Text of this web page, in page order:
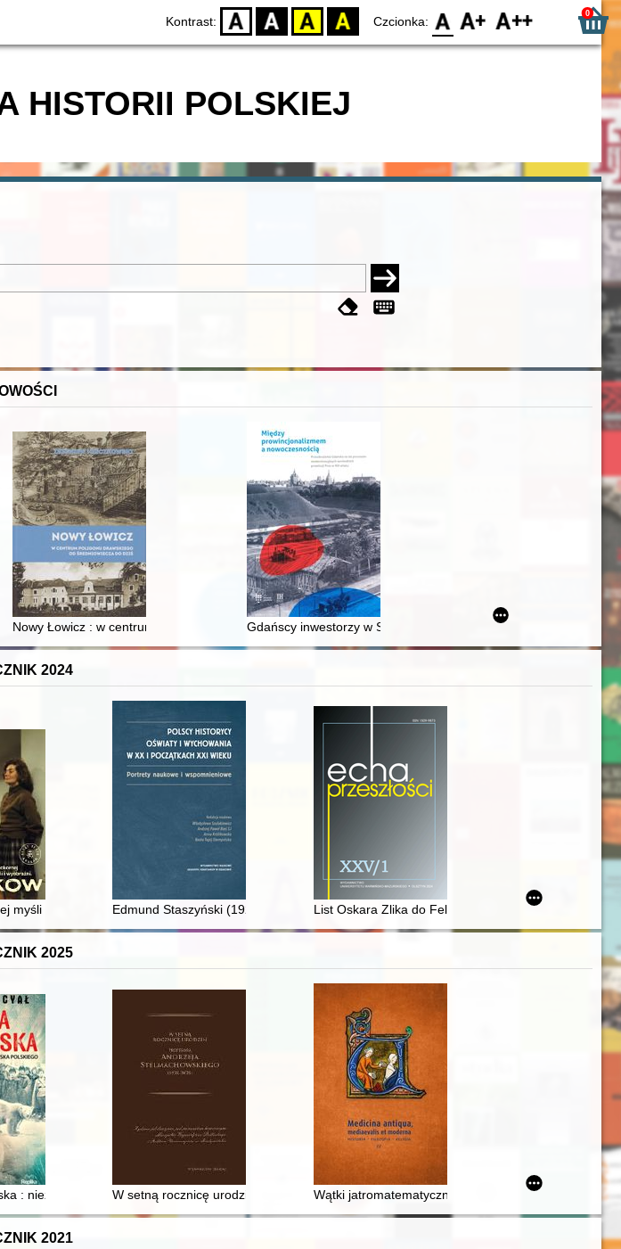
Kontrast: D BW YB BY Czcionka: F0 F1 F2 0
HISTORII POLSKIEJ
Nowy Łowicz : w centrum poligonu drawskiego od średniowiecza do dziśGdańscy inwestorzy w Sopocie : prestiż finansowy i towarzyski
2024
płynące z historii - Ralph Wado Emerson i inni
do rozważań nad współpracą domu ze szkołą w okresie II RP
myśli i wyobraźni : jestem ZamkowEdmund Staszyński (1924-2005) i jego prace historyczno-oświatowe
List Oskara Zlika do Felixa Edouarda Guérin-
2025
: niezwykła niedźwiedzica Wojska Polskiego
W setną rocznicę urodzin Profesora Andrzeja Stelmachowskiego (1925-2025) : wydanie
Wątki jatromatematyczne w "Introductorium astrologie
2021